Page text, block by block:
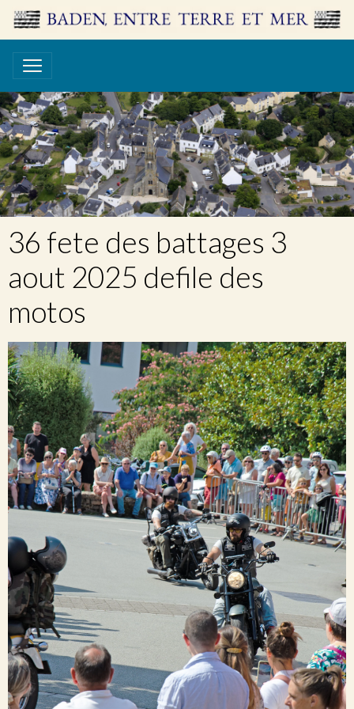
36 fete des battages 3
aout 2025 defile des
motos